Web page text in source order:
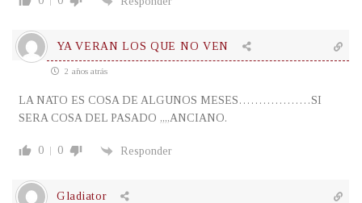
YA VERAN LOS QUE NO VEN
2 años atrás
LA NATO ES COSA DE ALGUNOS MESES………………SI
SERA COSA DEL PASADO ,,,,ANCIANO.
0 0 Responder
Gladiator